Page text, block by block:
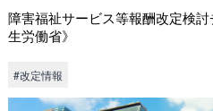
障害福祉サービス等報酬改定検
生労働省》
#改定情報